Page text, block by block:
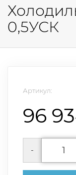
0,5УСК
Артикул:
96
-